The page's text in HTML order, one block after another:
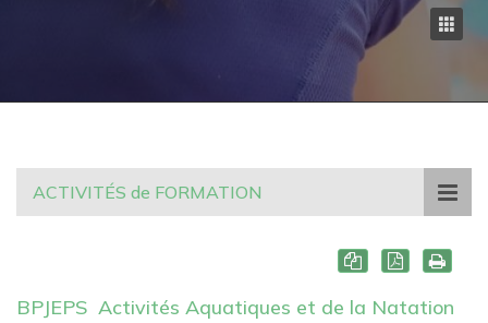
ACTIVITÉS de FORMATION
BPJEPS Activités Aquatiques et de la Natation